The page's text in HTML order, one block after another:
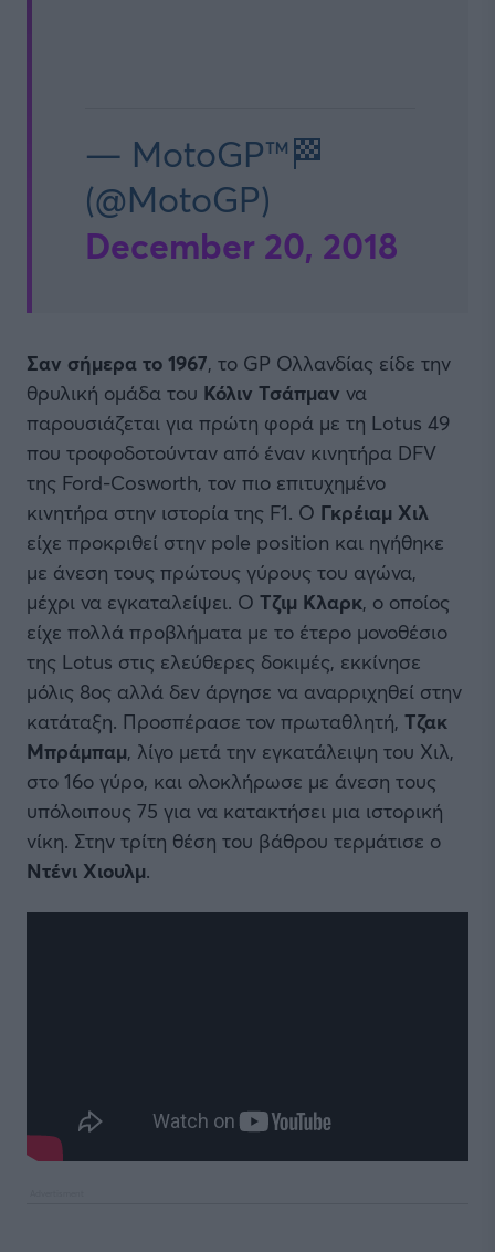
— MotoGP™🏁
(@MotoGP)
December 20, 2018
Σαν σήμερα το 1967, το GP Ολλανδίας είδε την
θρυλική ομάδα του Κόλιν Τσάπμαν να
παρουσιάζεται για πρώτη φορά με τη Lotus 49
που τροφοδοτούνταν από έναν κινητήρα DFV
της Ford-Cosworth, τον πιο επιτυχημένο
κινητήρα στην ιστορία της F1. Ο Γκρέιαμ Χιλ
είχε προκριθεί στην pole position και ηγήθηκε
με άνεση τους πρώτους γύρους του αγώνα,
μέχρι να εγκαταλείψει. Ο Τζιμ Κλαρκ, ο οποίος
είχε πολλά προβλήματα με το έτερο μονοθέσιο
της Lotus στις ελεύθερες δοκιμές, εκκίνησε
μόλις 8ος αλλά δεν άργησε να αναρριχηθεί στην
κατάταξη. Προσπέρασε τον πρωταθλητή, Τζακ
Μπράμπαμ, λίγο μετά την εγκατάλειψη του Χιλ,
στο 16ο γύρο, και ολοκλήρωσε με άνεση τους
υπόλοιπους 75 για να κατακτήσει μια ιστορική
νίκη. Στην τρίτη θέση του βάθρου τερμάτισε ο
Ντένι Χιουλμ.